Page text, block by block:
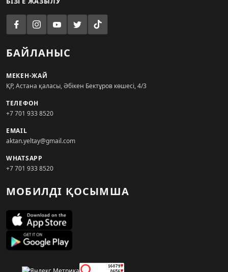
БАЙЛАНЫС
МЕКЕН-ЖАЙ
ҚР, Астана қаласы, Әбікен Бектұров көшесі, 4/3
ТЕЛЕФОН
+7 701 933 8520
EMAIL
aktan.yeltay@gmail.com
WHATSAPP
+7 701 933 8520
МОБИЛДІ ҚОСЫМША